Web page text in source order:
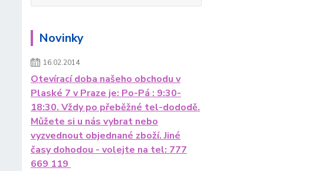
Novinky
16.02.2014
Otevírací doba našeho obchodu v
Plaské 7 v Praze je: Po-Pá : 9:30-
18:30. Vždy po přeběžné tel-dododě.
Můžete si u nás vybrat nebo
vyzvednout objednané zboží. Jiné
časy dohodou - volejte na tel: 777
669 119